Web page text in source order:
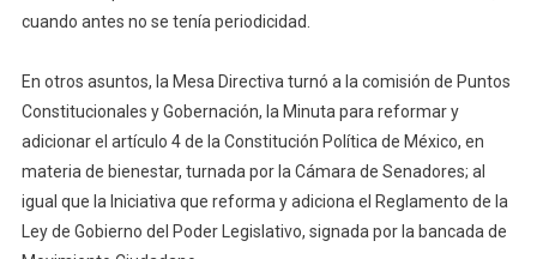
cuando antes no se tenía periodicidad.
En otros asuntos, la Mesa Directiva turnó a la comisión de Puntos
Constitucionales y Gobernación, la Minuta para reformar y
adicionar el artículo 4 de la Constitución Política de México, en
materia de bienestar, turnada por la Cámara de Senadores; al
igual que la Iniciativa que reforma y adiciona el Reglamento de la
Ley de Gobierno del Poder Legislativo, signada por la bancada de